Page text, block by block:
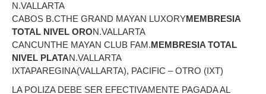
N.VALLARTA
CABOS B.CTHE GRAND MAYAN LUXORYMEMBRESIA
TOTAL NIVEL ORON.VALLARTA
CANCUNTHE MAYAN CLUB FAM. MEMBRESIA TOTAL
NIVEL PLATAN.VALLARTA
IXTAPAREGINA(VALLARTA), PACIFIC – OTRO (IXT)
LA POLIZA DEBE SER EFECTIVAMENTE PAGADA AL